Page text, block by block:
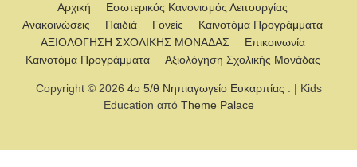
Αρχική
Εσωτερικός Κανονισμός Λειτουργίας
Ανακοινώσεις
Παιδιά Γονείς
Καινοτόμα Προγράμματα
ΑΞΙΟΛΟΓΗΣΗ ΣΧΟΛΙΚΗΣ ΜΟΝΑΔΑΣ
Επικοινωνία
Καινοτόμα Προγράμματα
Αξιολόγηση Σχολικής Μονάδας
Copyright © 2026 4ο 5/θ Νηπιαγωγείο Ευκαρπίας
. | Kids
Education από Theme Palace